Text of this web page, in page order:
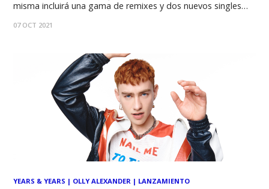
misma incluirá una gama de remixes y dos nuevos singles
británico Jessie Ware. El ícono del pop Kylie Minogue lanza
07 OCT 2021
YEARS & YEARS | OLLY ALEXANDER | LANZAMIENTO